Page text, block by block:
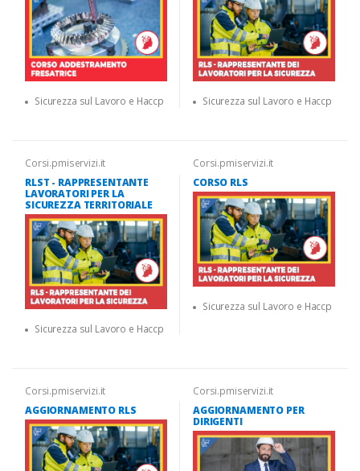
Sicurezza sul Lavoro e Haccp Sicurezza sul Lavoro e Haccp
Corsi.pmiservizi.it
RLST - RAPPRESENTANTE
LAVORATORI PER LA
SICUREZZA TERRITORIALE
Sicurezza sul Lavoro e Haccp
Corsi.pmiservizi.it
CORSO RLS
Sicurezza sul Lavoro e Haccp
Corsi.pmiservizi.it
AGGIORNAMENTO RLS
Corsi.pmiservizi.it
AGGIORNAMENTO PER
DIRIGENTI